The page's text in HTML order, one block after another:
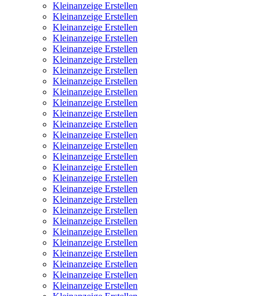
Kleinanzeige Erstellen
Kleinanzeige Erstellen
Kleinanzeige Erstellen
Kleinanzeige Erstellen
Kleinanzeige Erstellen
Kleinanzeige Erstellen
Kleinanzeige Erstellen
Kleinanzeige Erstellen
Kleinanzeige Erstellen
Kleinanzeige Erstellen
Kleinanzeige Erstellen
Kleinanzeige Erstellen
Kleinanzeige Erstellen
Kleinanzeige Erstellen
Kleinanzeige Erstellen
Kleinanzeige Erstellen
Kleinanzeige Erstellen
Kleinanzeige Erstellen
Kleinanzeige Erstellen
Kleinanzeige Erstellen
Kleinanzeige Erstellen
Kleinanzeige Erstellen
Kleinanzeige Erstellen
Kleinanzeige Erstellen
Kleinanzeige Erstellen
Kleinanzeige Erstellen
Kleinanzeige Erstellen